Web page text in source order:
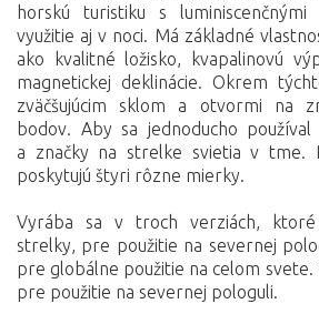
horskú turistiku s
využitie aj v noci. Má základné
ako kvalitné ložisko, kvapalinovú
magnetickej deklinácie. Okrem
zväčšujúcim sklom a otvormi na
bodov. Aby sa jednoducho
a značky na strelke svietia v tme.
poskytujú štyri rôzne mierky.
Vyrába sa v troch verziách, ktoré
strelky, pre použitie na severnej
pre globálne použitie na celom svete.
pre použitie na severnej pologuli.